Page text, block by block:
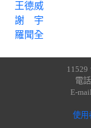
王德威
謝 宇
羅聞全
11529
電
E-
使用